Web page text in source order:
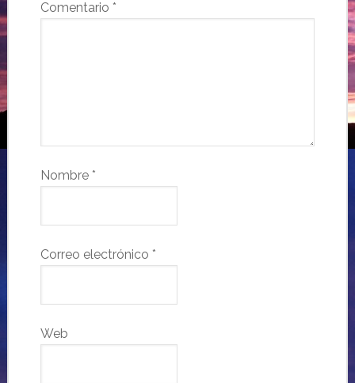
Comentario *
Nombre *
Correo electrónico *
Web